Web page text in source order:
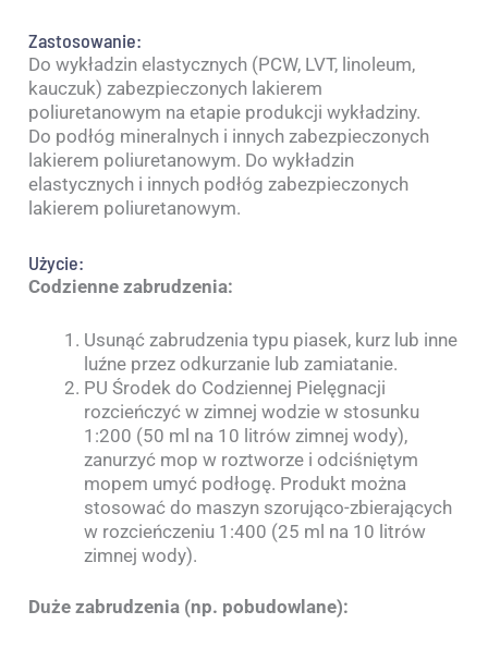
Zastosowanie:
Do wykładzin elastycznych (PCW, LVT, linoleum,
kauczuk) zabezpieczonych lakierem
poliuretanowym na etapie produkcji wykładziny.
Do podłóg mineralnych i innych zabezpieczonych
lakierem poliuretanowym. Do wykładzin
elastycznych i innych podłóg zabezpieczonych
lakierem poliuretanowym.
Użycie:
Codzienne zabrudzenia:
Usunąć zabrudzenia typu piasek, kurz lub inne
luźne przez odkurzanie lub zamiatanie.
PU Środek do Codziennej Pielęgnacji
rozcieńczyć w zimnej wodzie w stosunku
1:200 (50 ml na 10 litrów zimnej wody),
zanurzyć mop w roztworze i odciśniętym
mopem umyć podłogę. Produkt można
stosować do maszyn szorująco-zbierających
w rozcieńczeniu 1:400 (25 ml na 10 litrów
zimnej wody).
Duże zabrudzenia (np. pobudowlane):